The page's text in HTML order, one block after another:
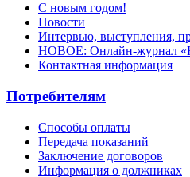
С новым годом!
Новости
Интервью, выступления,
НОВОЕ: Онлайн-журнал
Контактная информация
Потребителям
Способы оплаты
Передача показаний
Заключение договоров
Информация о должниках